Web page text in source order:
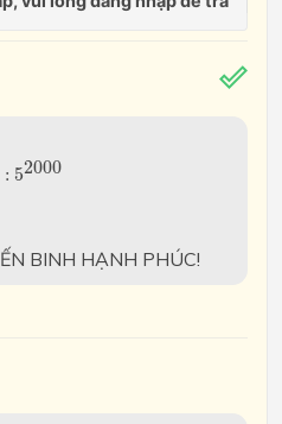
: 52000
2000
BINH HẠNH PHÚC!